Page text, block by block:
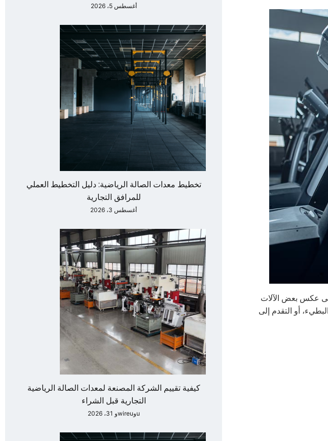
عكس بعض الآلات
أو التقدم إلى
أغسطس 5، 2026
تخطيط معدات الصالة الرياضية: دليل التخطيط العملي
للمرافق التجارية
أغسطس 3، 2026
كيفية تقييم الشركة المصنعة لمعدات الصالة الرياضية
التجارية قبل الشراء
uوwireuو 31، 2026